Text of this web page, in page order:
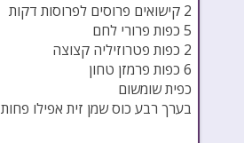
2 קישואים פרוסים לפרוסות דקות
5 כפות פרורי לחם
2 כפות פטרוזיליה קצוצה
6 כפות פרמזן טחון
כפית שומשום
בערך רבע כוס שמן זית אפילו פחות